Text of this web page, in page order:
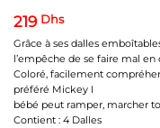
219 Dhs
Grâce à ses dalles
l’empêche de se faire mal en
Coloré, facilement
préféré Mickey I
bébé peut ramper, marcher
Contient : 4 Dalles